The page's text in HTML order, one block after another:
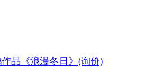
品《浪漫冬日》(询价)